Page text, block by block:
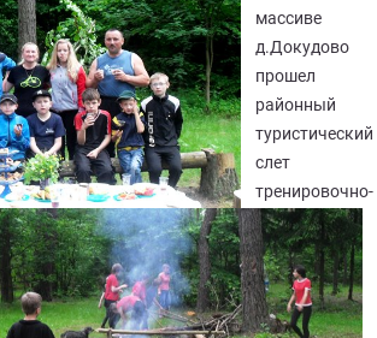
массиве
д.Докудово
прошел
районный
туристический
слет
тренировочно-